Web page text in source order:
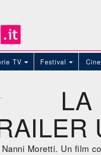
TV Festival
LA
Moretti. Un film